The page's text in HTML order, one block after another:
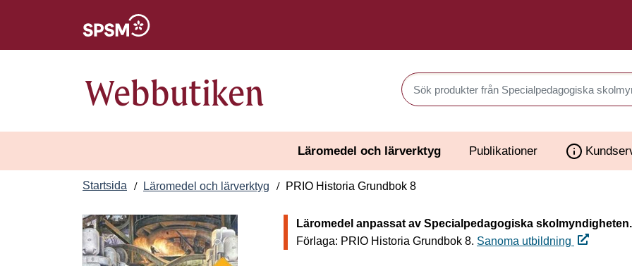
Webbutiken Sök produkter i Webbutiken
Läromedel och lärverktyg Publikationer
Startsida Läromedel och lärverktyg PRIO Historia Grundbok 8
Läromedel anpassat av Specialpedagogiska skolmyndigheten.
Förlaga: PRIO Historia Grundbok 8. Sanoma utbildning